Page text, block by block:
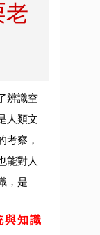
老
辨識空
人類文
考察，
能對人
，是
與知識